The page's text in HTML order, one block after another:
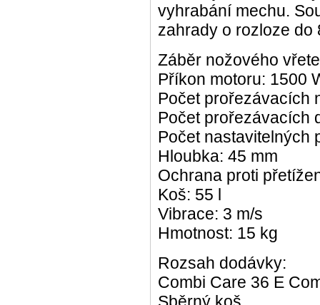
vyhrabání mechu.
zahrady o rozloze do
Záběr nožového
Příkon motoru: 1500
Počet prořezávacích
Počet prořezávacích
Počet nastavitelných
Hloubka: 45 mm
Ochrana proti
Koš: 55 l
Vibrace: 3 m/s
Hmotnost: 15 kg
Rozsah dodávky:
Combi Care 36 E